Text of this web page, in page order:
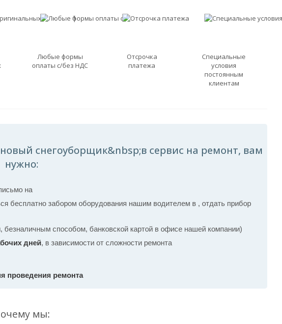
Любые формы
оплаты с/без НДС
Отсрочка
платежа
Специальные
условия
постоянным
клиентам
снегоуборщик&nbsp;в сервис на ремонт, вам
нужно:
на
бесплатно забором оборудования нашим водителем в , отдать прибор
безналичным способом, банковской картой в офисе нашей компании)
дней, в зависимости от сложности ремонта
проведения ремонта
мы: